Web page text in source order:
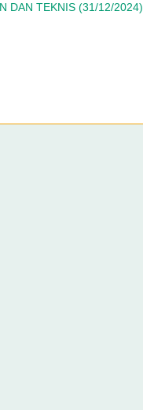
DAN TEKNIS (31/12/2024)